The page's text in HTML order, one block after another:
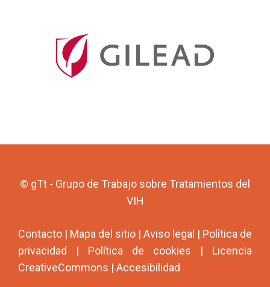
© gTt - Grupo de Trabajo sobre Tratamientos del
VIH
Contacto | Mapa del sitio | Aviso legal | Política de
privacidad | Política de cookies | Licencia
CreativeCommons | Accesibilidad